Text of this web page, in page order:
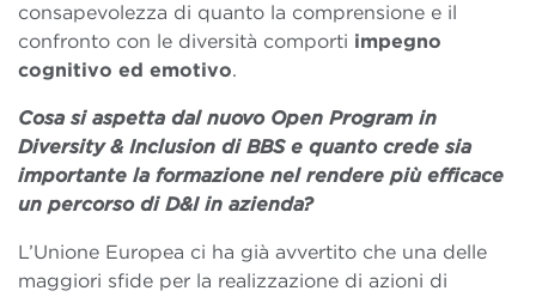
consapevolezza di quanto la comprensione e il
confronto con le diversità comporti impegno
cognitivo ed emotivo.
Cosa si aspetta dal nuovo Open Program in
Diversity & Inclusion di BBS e quanto crede sia
importante la formazione nel rendere più efficace
un percorso di D&I in azienda?
L’Unione Europea ci ha già avvertito che una delle
maggiori sfide per la realizzazione di azioni di